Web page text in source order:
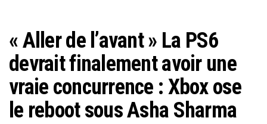
« Aller de l’avant » La PS6
devrait finalement avoir une
vraie concurrence : Xbox ose
le reboot sous Asha Sharma